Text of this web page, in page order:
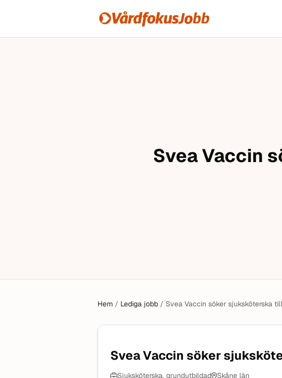
Hoppa till innehåll
Vårdfokusjobb
Svea Vaccin
Hem / Lediga jobb / Svea Vaccin söker sjuksköterska
Svea Vaccin söker
Sjuksköterska, grundutbildad Skåne län